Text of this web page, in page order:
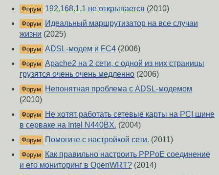
Форум 192.168.1.1 не открывается (2010)
Форум
Идеальный маршрутизатор на все случаи
жизни (2025)
Форум ADSL-модем и FC4 (2006)
Форум Apache2 на 2 cети, с одной из них страницы
грузятся очень очень медленно (2006)
Форум
Непонятная проблема с ADSL-модемом
(2010)
Форум
Не хотят работать cетевые карты на PCI шине
в серваке на Intel N440BX. (2004)
Форум Помогите с настройкой сети. (2011)
Форум
Как правильно настроить PPPoE соединение
и его мониторинг в OpenWRT? (2014)